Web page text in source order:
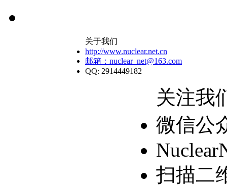
关于我们
http://www.nuclear.net.cn
邮箱：nuclear_net@163.com
QQ: 2914449182
关注我
微信公
扫描二